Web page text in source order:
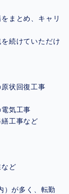
まとめ、キャリ
続けていただけ
状回復工事
気工事
工事など
など
）が多く、転勤